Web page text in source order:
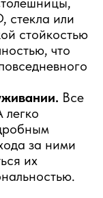
стекла или
стойкостью
что
Все
за ними
их